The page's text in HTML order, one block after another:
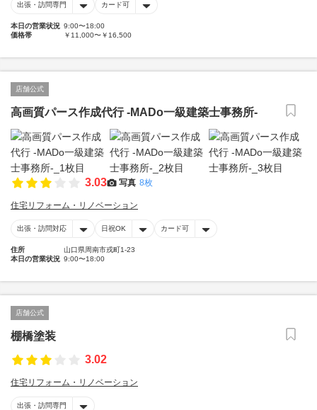
出張・訪問専門 カード可
本日の営業状況 9:00〜18:00
価格帯
￥11,000〜￥16,500
店舗公式
高画質パース作成代行 -MADo一級建築士事務所-
3.03 写真 8枚
住宅リフォーム・リノベーション
出張・訪問対応 日祝OK カード可
住所
山口県周南市戎町1-23
本日の営業状況 9:00〜18:00
店舗公式
棚橋塗装
3.02
住宅リフォーム・リノベーション
出張・訪問専門